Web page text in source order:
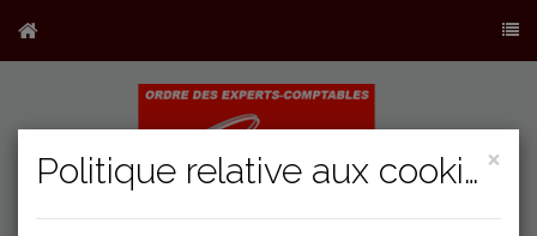
×
Politique relative aux cookies